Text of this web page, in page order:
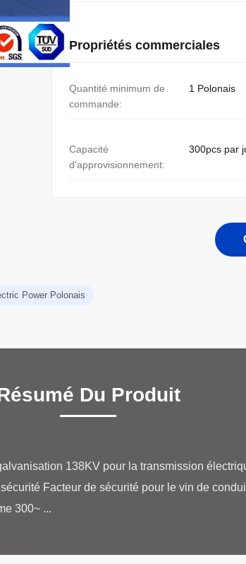
Propriétés commerciales
Quantité minimum de
commande:
1 Polonais
Capacité
d'approvisionnement:
300pcs par
Power Polonais
Du Produit
138KV pour la transmission
Facteur de sécurité pour le vin de